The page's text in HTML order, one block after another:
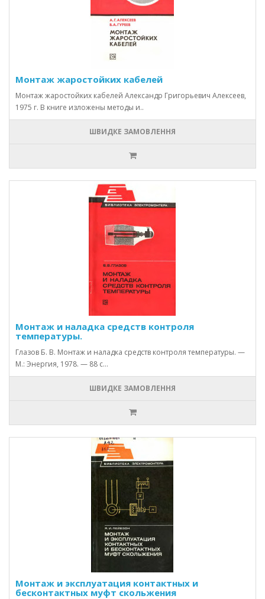
Монтаж жаростойких кабелей
Монтаж жаростойких кабелей Александр Григорьевич Алексеев,
1975 г. В книге изложены методы и..
ШВИДКЕ ЗАМОВЛЕННЯ
Монтаж и наладка средств контроля
температуры.
Глазов Б. В. Монтаж и наладка средств контроля температуры. —
М.: Энергия, 1978. — 88 с...
ШВИДКЕ ЗАМОВЛЕННЯ
Монтаж и эксплуатация контактных и
бесконтактных муфт скольжения